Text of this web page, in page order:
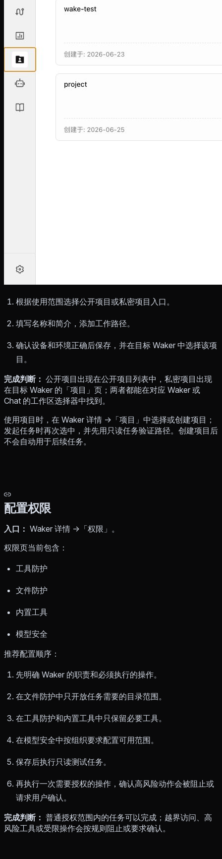
根据使用范围选择公开项目或私密项目入口。
填写名称和简介，添加工作路径。
确认设备和环境正确后保存，并在目标 Waker 中选择该项
目。
完成判断： 公开项目出现在公开项目列表中，私密项目出现
在目标 Waker 的「项目」页；两者都能在对应 Waker 或
Chat 的工作区选择器中找到。
使用项目时，在 Waker 详情 →「项目」中选择或创建项目；
发起任务时再次选中，并先用只读任务验证路径。创建项目后
不会自动用于后续任务。
配置权限
入口： Waker 详情 →「权限」。
权限页当前包含：
工具防护
文件防护
内置工具
模型安全
推荐配置顺序：
先明确 Waker 的职责和必须执行的操作。
在文件防护中只开放任务需要的目录范围。
在工具防护和内置工具中只保留必要工具。
在模型安全中按组织要求配置可用范围。
保存后执行只读测试任务。
再执行一次需要授权的操作，确认高风险动作会被阻止或
请求用户确认。
完成判断： 普通授权范围内的任务可以完成；越界访问、高
风险工具或受限操作会按规则阻止或要求确认。